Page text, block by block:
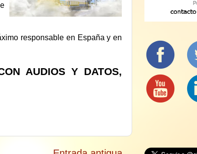
responsable en España y en
AUDIOS Y DATOS,